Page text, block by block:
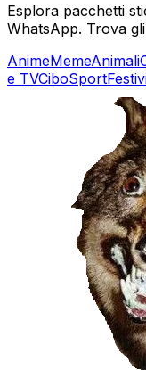
Esplora pacchetti
WhatsApp. Trova
AnimeMemeAnimali
e TVCiboSport